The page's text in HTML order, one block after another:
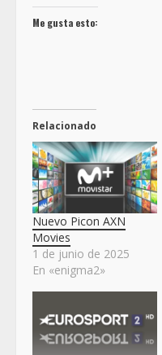
Me gusta esto:
Relacionado
Nuevo Picon AXN
Movies
1 de junio de 2025
En «enigma2»